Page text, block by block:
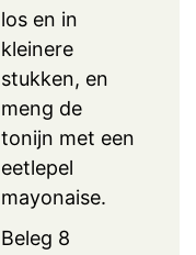
los en in
kleinere
stukken, en
meng de
tonijn met een
eetlepel
mayonaise.
Beleg 8